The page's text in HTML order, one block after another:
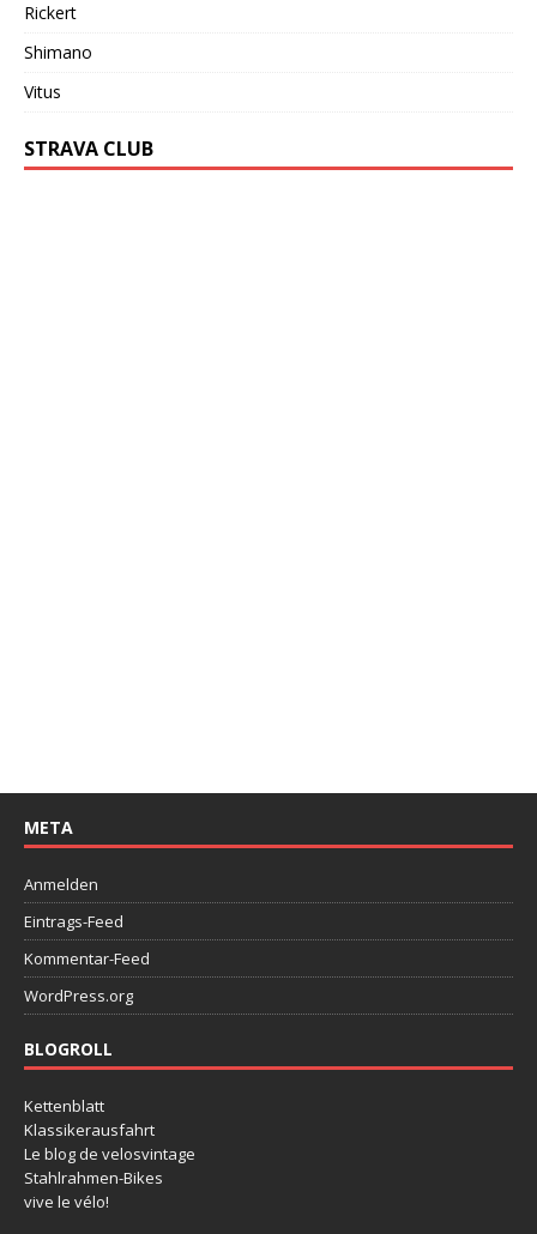
Rickert
Shimano
Vitus
STRAVA CLUB
META
Anmelden
Eintrags-Feed
Kommentar-Feed
WordPress.org
BLOGROLL
Kettenblatt
Klassikerausfahrt
Le blog de velosvintage
Stahlrahmen-Bikes
vive le vélo!